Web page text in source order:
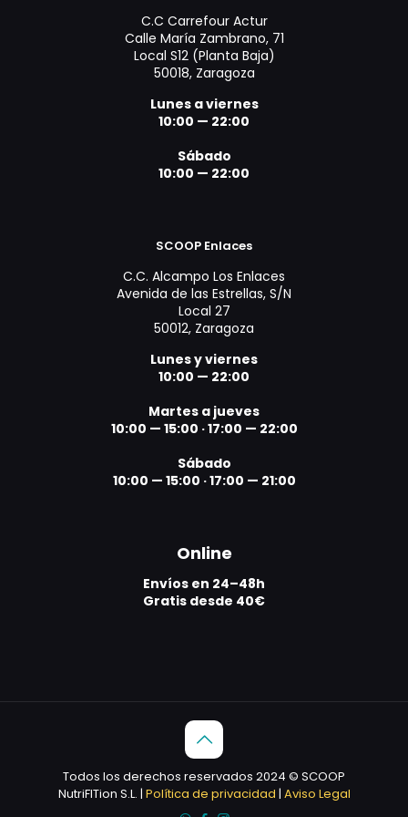
C.C Carrefour Actur
Calle María Zambrano, 71
Local S12 (Planta Baja)
50018, Zaragoza
Lunes a viernes
10:00 — 22:00
Sábado
10:00 — 22:00
SCOOP Enlaces
C.C. Alcampo Los Enlaces
Avenida de las Estrellas, S/N
Local 27
50012, Zaragoza
Lunes y viernes
10:00 — 22:00
Martes a jueves
10:00 — 15:00 ·17:00 — 22:00
Sábado
10:00 — 15:00 ·17:00 — 21:00
Online
Envíos en 24–48h
Gratis desde 40€
Todos los derechos reservados 2024 © SCOOP
NutriFITion S.L. | Política de privacidad | Aviso Legal